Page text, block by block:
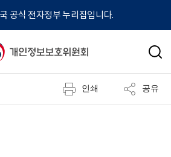
공식 전자정부 누리집입니다.
검
인쇄 공유